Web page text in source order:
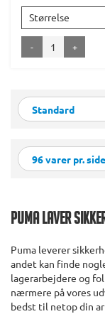
Størrelse
- +
PUMA LAVER
Puma leverer
andet kan finde
lagerarbejdere og
nærmere på vores
bedst til netop din